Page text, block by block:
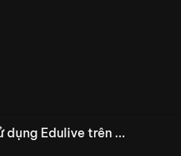
dụng Edulive trên ...